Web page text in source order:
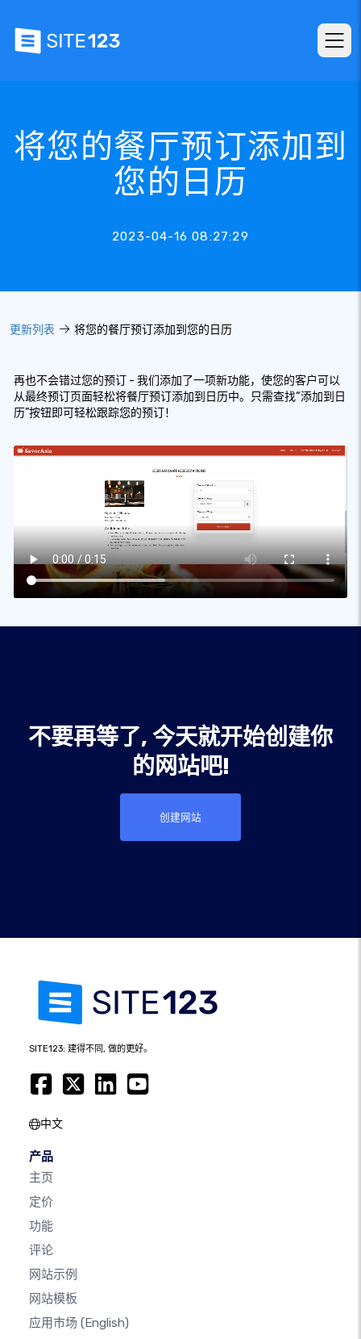
将您的餐厅预订添加到
您的日历
2023-04-16 08:27:29
更新列表 将您的餐厅预订添加到您的日历
再也不会错过您的预订 - 我们添加了一项新功能，使您的客户可以
从最终预订页面轻松将餐厅预订添加到日历中。只需查找“添加到日
历”按钮即可轻松跟踪您的预订！
不要再等了, 今天就开始创建你
的网站吧!
创建网站
SITE123: 建得不同, 做的更好。
中文
产品
主页
定价
功能
评论
网站示例
网站模板
应用市场 (English)